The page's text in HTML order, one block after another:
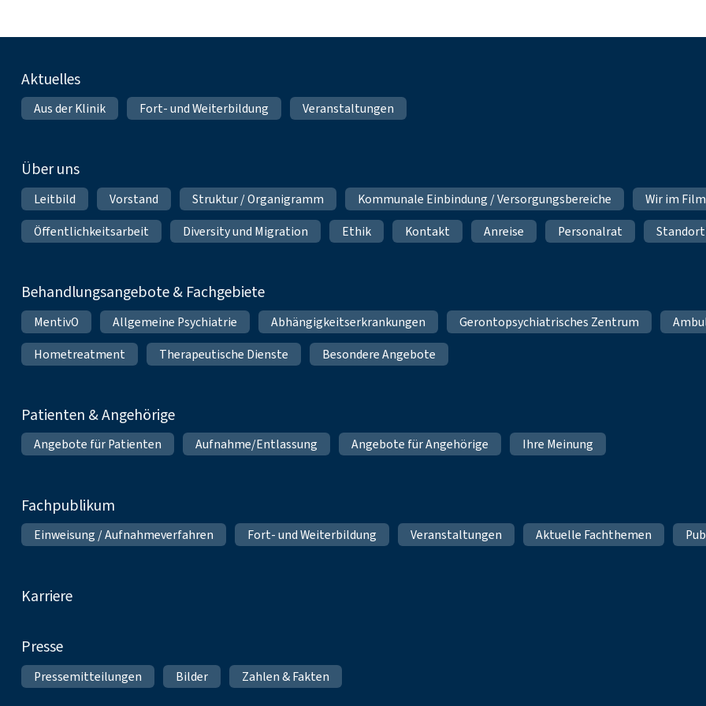
Fußnavigation
Aktuelles
Aus der Klinik Fort- und Weiterbildung Veranstaltungen
Über uns
Leitbild Vorstand Struktur / Organigramm Kommunale Einbindung / Versorgungsbereiche Wir im Film
Öffentlichkeitsarbeit
Diversity und Migration Ethik Kontakt Anreise Personalrat
Behandlungsangebote & Fachgebiete
MentivO Allgemeine Psychiatrie Abhängigkeitserkrankungen Gerontopsychiatrisches Zentrum
Hometreatment
Therapeutische Dienste Besondere Angebote
Patienten & Angehörige
Angebote für Patienten Aufnahme/Entlassung Angebote für Angehörige Ihre Meinung
Fachpublikum
Einweisung / Aufnahmeverfahren Fort- und Weiterbildung Veranstaltungen Aktuelle Fachthemen
Karriere
Presse
Pressemitteilungen Bilder Zahlen & Fakten